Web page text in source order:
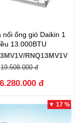
ống gió Daikin 1
13.000BTU
RNQ13MV1V
19.508.000 đ
đ
▼ 17 %